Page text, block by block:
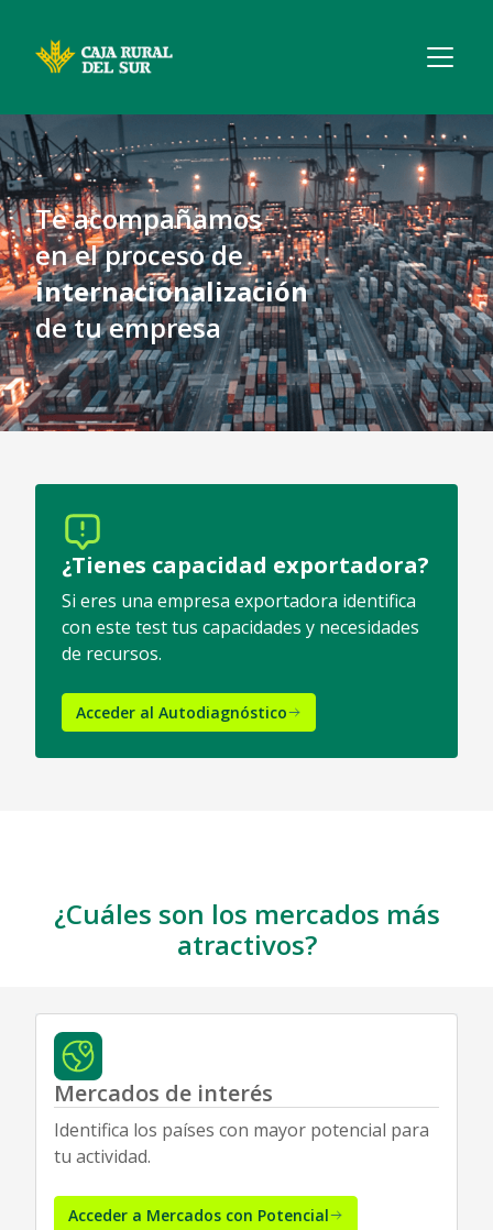
Te acompañamos
en el proceso de
internacionalización
de tu empresa
¿Tienes capacidad exportadora?
Si eres una empresa exportadora identifica
con este test tus capacidades y necesidades
de recursos.
Acceder al Autodiagnóstico
¿Cuáles son los mercados más
atractivos?
Mercados de interés
Identifica los países con mayor potencial para
tu actividad.
Acceder a Mercados con Potencial